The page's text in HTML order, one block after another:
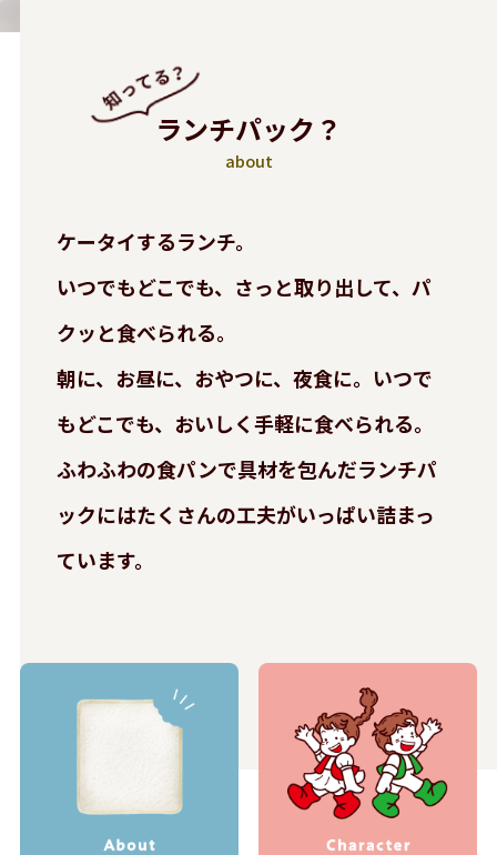
ランチパック？
about
ケータイするランチ。
いつでもどこでも、さっと取り出して、パ
クッと食べられる。
朝に、お昼に、おやつに、夜食に。いつで
もどこでも、おいしく手軽に食べられる。
ふわふわの食パンで具材を包んだランチパ
ックにはたくさんの工夫がいっぱい詰まっ
ています。